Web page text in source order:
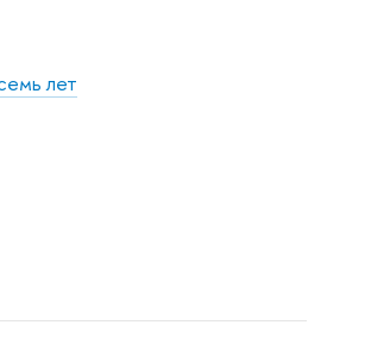
лет